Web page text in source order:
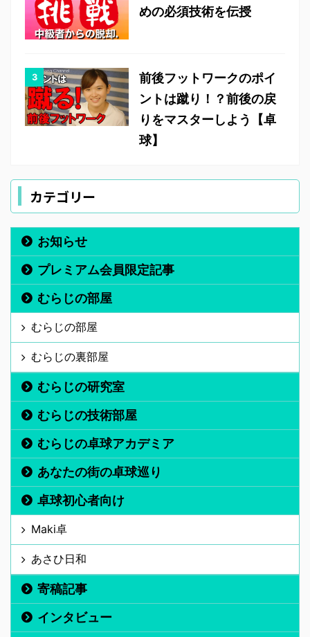
めの必須技術を伝授
前後フットワークのポイ
ントは蹴り！？前後の戻
りをマスターしよう【卓
球】
カテゴリー
お知らせ
プレミアム会員限定記事
むらじの部屋
むらじの部屋
むらじの裏部屋
むらじの研究室
むらじの技術部屋
むらじの卓球アカデミア
あなたの街の卓球巡り
卓球初心者向け
Maki卓
あさひ日和
寄稿記事
インタビュー